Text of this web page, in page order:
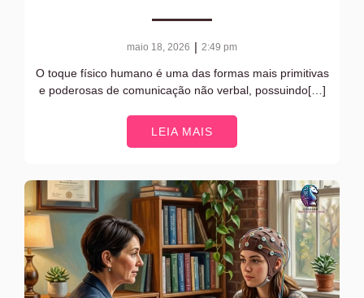
maio 18, 2026 | 2:49 pm
O toque físico humano é uma das formas mais primitivas
e poderosas de comunicação não verbal, possuindo[…]
LEIA MAIS